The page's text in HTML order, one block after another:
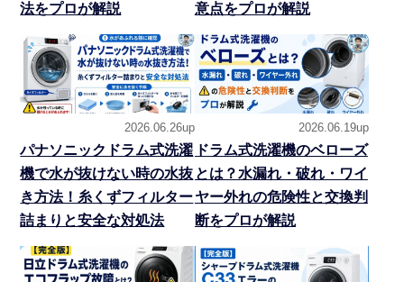
法をプロが解説
意点をプロが解説
2026.06.26up
パナソニックドラム式洗濯
機で水が抜けない時の水抜
き方法！糸くずフィルター
詰まりと安全な対処法
2026.06.19up
ドラム式洗濯機のベローズ
とは？水漏れ・破れ・ワイ
ヤー外れの危険性と交換判
断をプロが解説